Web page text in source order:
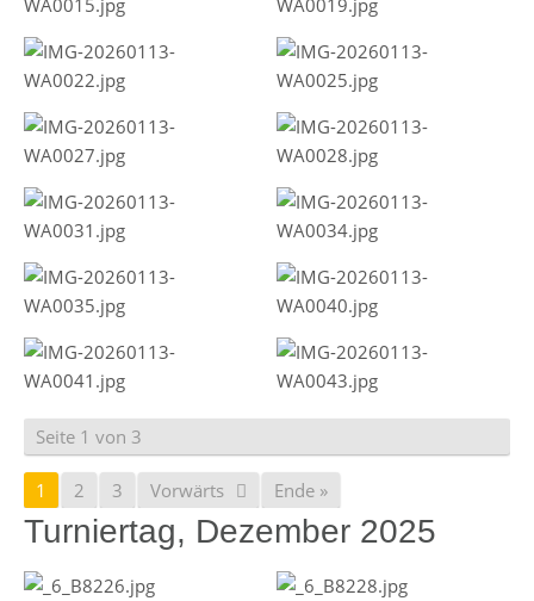
Seite 1 von 3
1 2 3 Vorwärts Ende »
Turniertag, Dezember 2025